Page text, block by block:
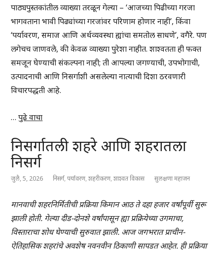
पाठ्यपुस्तकांतील व्याख्या तरळून गेल्या – ‘आजच्या पिढीच्या गरजा
भागवताना भावी पिढ्यांच्या गरजांवर परिणाम होणार नाही’, किंवा
‘पर्यावरण, समाज आणि अर्थव्यवस्था ह्यांचा समतोल साधणे’, वगैरे. पण
लगेचच जाणवले, की केवळ व्याख्या पुरेशा नाहीत. शाश्वतता ही फक्त
समजून घेण्याची संकल्पना नाही; ती आपल्या जगण्याची, उपभोगाची,
उत्पादनाची आणि निसर्गाशी असलेल्या नात्याची दिशा ठरवणारी
विचारपद्धती आहे.
…पुढे वाचा
निसर्गातली शहरे आणि शहरातला
निसर्ग
जुलै, 5, 2026 निसर्ग,पर्यावरण,शहरीकरण,शाश्वत विकास सुलक्षणा महाजन
मानवाची शहरनिर्मितीची प्रक्रिया किमान आठ ते दहा हजार वर्षांपूर्वी सुरू
झाली होती. गेल्या दीड-दोनशे वर्षांपासून ह्या प्रक्रियेच्या उगमाचा,
विस्ताराचा शोध घेण्याची सुरुवात झाली. आज जगभरात प्राचीन-
ऐतिहासिक शहरांचे अवशेष नवनवीन ठिकाणी सापडत आहेत. ही प्रक्रिया